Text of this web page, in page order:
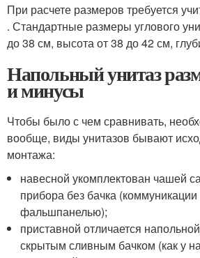
При расчете размеров требуется
. Стандартные размеры углового
до 38 см, высота от 38 до 42 см,
Напольный унитаз
и минусы
Чтобы было с чем сравнивать,
вообще, виды унитазов бывают
монтажа:
навесной укомплектован чашей
прибора без бачка
фальшпанелью);
приставной отличается
скрытым сливным бачком (как у